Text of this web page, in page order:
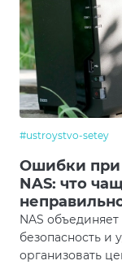
#ustroystvo-setey
Ошибки при
NAS: что
NAS объединяет
безопасность и
организовать